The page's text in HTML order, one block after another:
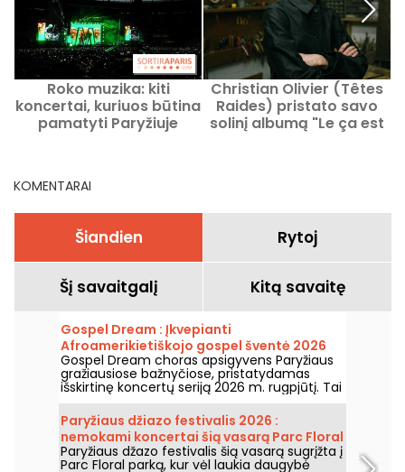
Roko muzika: kiti
koncertai, kuriuos būtina
pamatyti Paryžiuje
Christian Olivier (Têtes
Raides) pristato savo
solinį albumą "Le ça est
KOMENTARAI
Šiandien Rytoj
Šį savaitgalį Kitą savaitę
Gospel Dream : Įkvepianti
Afroamerikietiškojo gospel šventė 2026
m. rugpjūtį Paryžiuje
Gospel Dream choras apsigyvens Paryžiaus
gražiausiose bažnyčiose, pristatydamas
išskirtinę koncertų seriją 2026 m. rugpjūtį. Tai
unikali muzikos patirtis, švenčianti viltį,
vienybę ir atsparumą per autentikas
Afroamerikietiškosios bažnyčios giesmes.
Paryžiaus džiazo festivalis 2026 :
nemokami koncertai šią vasarą Parc Floral
grįžta, programa
Paryžiaus džazo festivalis šią vasarą sugrįžta į
Parc Floral parką, kur vėl laukia daugybė